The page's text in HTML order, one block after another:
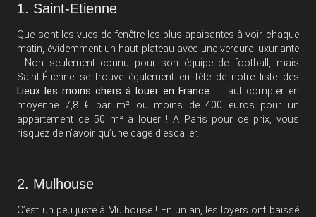
1. Saint-Etienne
Que sont les vues de fenêtre les plus apaisantes à voir chaque
matin, évidemment un haut plateau avec une verdure luxuriante
! Non seulement connu pour son équipe de football, mais
Saint-Étienne se trouve également en tête de notre liste des
Lieux les moins chers à louer en France. Il faut compter en
moyenne 7,8 € par m² ou moins de 400 euros pour un
appartement de 50 m² à louer ! A Paris pour ce prix, vous
risquez de n’avoir qu’une cage d’escalier.
2. Mulhouse
C’est un peu juste à Mulhouse ! En un an, les loyers ont baissé